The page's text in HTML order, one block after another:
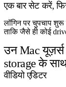
एक बार सेट करें,
लॉगिन पर चुपचाप
ताकि जैसे ही कोई
उन Mac यूज़र्स
storage के
वीडियो एडिटर